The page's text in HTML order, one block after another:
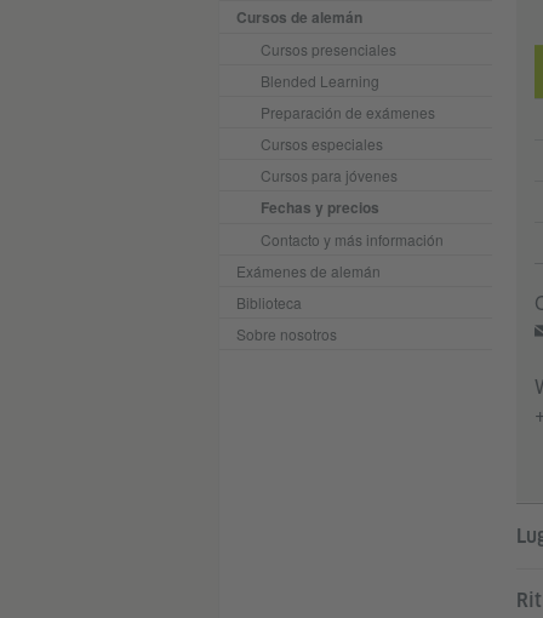
Cursos de alemán
Cursos presenciales
Blended Learning
Preparación de exámenes
Cursos especiales
Cursos para jóvenes
Fechas y precios
Contacto y más información
Exámenes de alemán
Biblioteca
Sobre nosotros